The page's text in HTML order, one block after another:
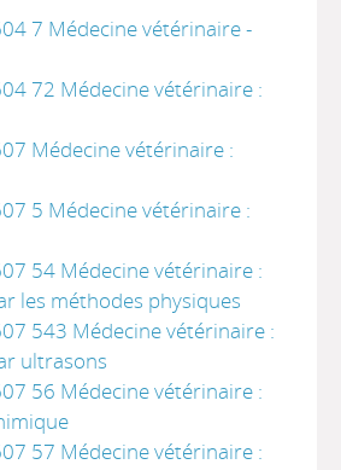
7 Médecine vétérinaire -
72 Médecine vétérinaire :
Médecine vétérinaire :
5 Médecine vétérinaire :
54 Médecine vétérinaire :
les méthodes physiques
543 Médecine vétérinaire :
ultrasons
56 Médecine vétérinaire :
57 Médecine vétérinaire :